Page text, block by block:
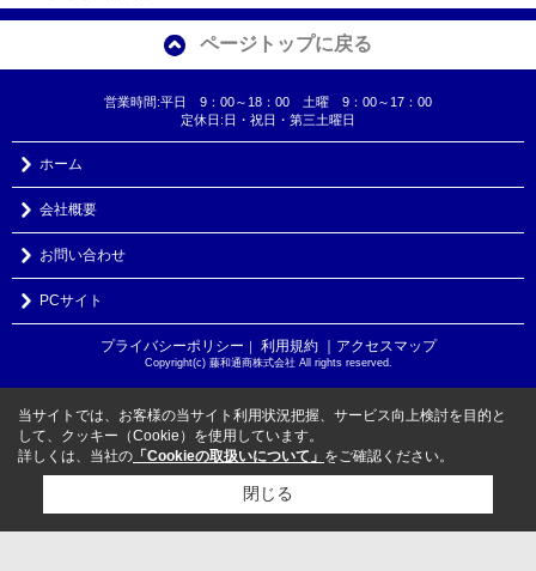
ページトップに戻る
営業時間:平日 9：00～18：00 土曜 9：00～17：00
定休日:日・祝日・第三土曜日
ホーム
会社概要
お問い合わせ
PCサイト
プライバシーポリシー ｜ 利用規約 ｜アクセスマップ
Copyright(c) 藤和通商株式会社 All rights reserved.
当サイトでは、お客様の当サイト利用状況把握、サービス向上検討を目的と
して、クッキー（Cookie）を使用しています。
詳しくは、当社の 「Cookieの取扱いについて」 をご確認ください。
閉じる